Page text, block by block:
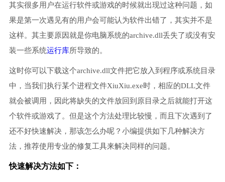
其实很多用户在运行软件或游戏的时候就出现过这种问题，如
果是第一次遇见有的用户会可能认为软件出错了，其实并不是
这样。其主要原因就是你电脑系统的archive.dll丢失了或没有安
装一些系统运行库所导致的。
这时你可以下载这个archive.dll文件把它放入到程序或系统目录
中，当我们执行某个进程文件XiuXiu.exe时，相应的DLL文件
就会被调用，因此将缺失的文件放回到原目录之后就能打开这
个软件或游戏了。但是这个方法处理比较慢，而且下次遇到了
还不好快速解决，那该怎么办呢？小编提供如下几种解决方
法，推荐使用专业的修复工具来解决同样的问题。
快速解决方法如下：